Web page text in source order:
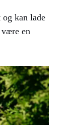
kan lade
en